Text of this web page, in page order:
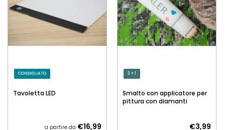
CONSIGLIATO
Tavoletta LED
a partire da €16,99
3 + 1
Smalto con applicatore per
pittura con diamanti
€3,99